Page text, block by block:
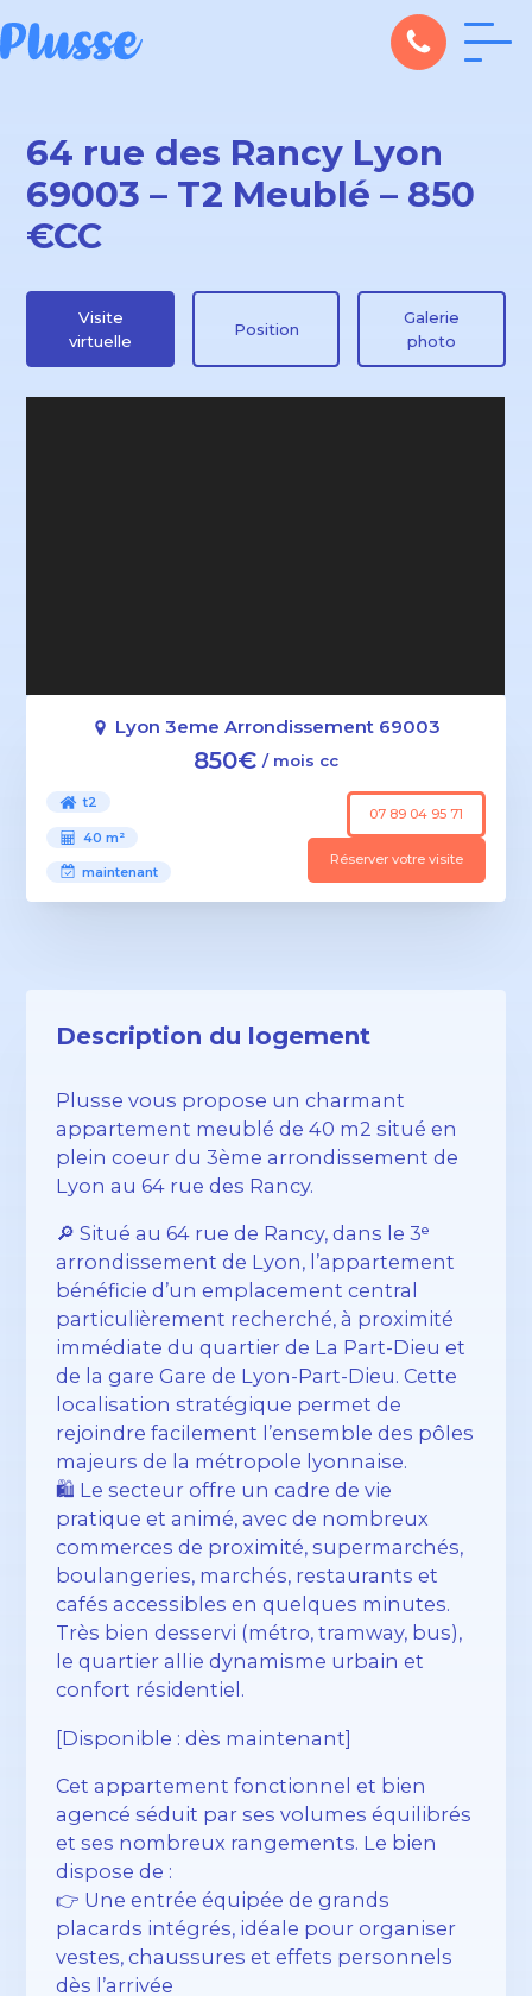
64 rue des Rancy Lyon
69003 – T2 Meublé – 850
€CC
Visite
virtuelle
Position
Galerie
photo
Lyon 3eme Arrondissement 69003
850€ / mois cc
t2
40 m²
maintenant
07 89 04 95 71
Réserver votre visite
Description du logement
Plusse vous propose un charmant
appartement meublé de 40 m2 situé en
plein coeur du 3ème arrondissement de
Lyon au 64 rue des Rancy.
🔎 Situé au 64 rue de Rancy, dans le 3ᵉ
arrondissement de Lyon, l’appartement
bénéficie d’un emplacement central
particulièrement recherché, à proximité
immédiate du quartier de La Part-Dieu et
de la gare Gare de Lyon-Part-Dieu. Cette
localisation stratégique permet de
rejoindre facilement l’ensemble des pôles
majeurs de la métropole lyonnaise.
🛍️ Le secteur offre un cadre de vie
pratique et animé, avec de nombreux
commerces de proximité, supermarchés,
boulangeries, marchés, restaurants et
cafés accessibles en quelques minutes.
Très bien desservi (métro, tramway, bus),
le quartier allie dynamisme urbain et
confort résidentiel.
[Disponible : dès maintenant]
Cet appartement fonctionnel et bien
agencé séduit par ses volumes équilibrés
et ses nombreux rangements. Le bien
dispose de :
👉 Une entrée équipée de grands
placards intégrés, idéale pour organiser
vestes, chaussures et effets personnels
dès l’arrivée